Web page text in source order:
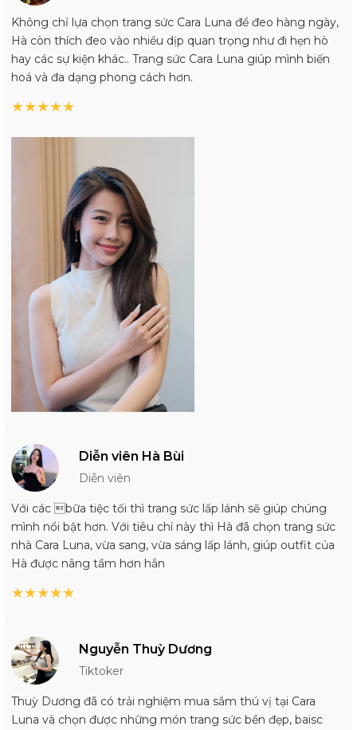
Không chỉ lựa chọn trang sức Cara Luna để đeo hàng ngày,
Hà còn thích đeo vào nhiều dịp quan trọng như đi hẹn hò
hay các sự kiện khác.. Trang sức Cara Luna giúp mình biến
hoá và đa dạng phong cách hơn.
★★★★★
Diễn viên Hà Bùi
Diễn viên
Với các bữa tiệc tối thì trang sức lấp lánh sẽ giúp chúng
mình nổi bật hơn. Với tiêu chí này thì Hà đã chọn trang sức
nhà Cara Luna, vừa sang, vừa sáng lấp lánh, giúp outfit của
Hà được nâng tầm hơn hẳn
★★★★★
Nguyễn Thuỳ Dương
Tiktoker
Thuỳ Dương đã có trải nghiệm mua sắm thú vị tại Cara
Luna và chọn được những món trang sức bền đẹp, baisc